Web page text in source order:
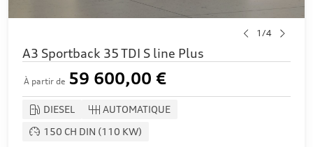
1/4
A3 Sportback 35 TDI S line Plus
À partir de 59 600,00 €
DIESEL
AUTOMATIQUE
150 CH DIN (110 KW)